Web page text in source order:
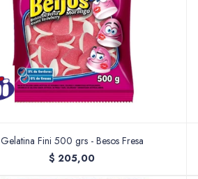
Gelatina Fini 500 grs - Besos Fresa
$ 205,00